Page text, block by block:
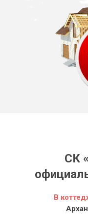
СК
В